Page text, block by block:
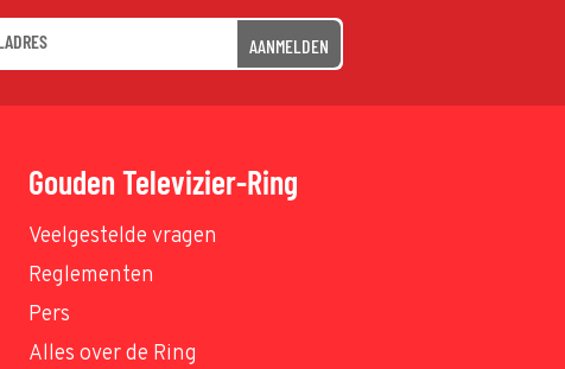
AANMELDEN
Gouden Televizier-Ring
Veelgestelde vragen
Reglementen
Pers
Alles over de Ring